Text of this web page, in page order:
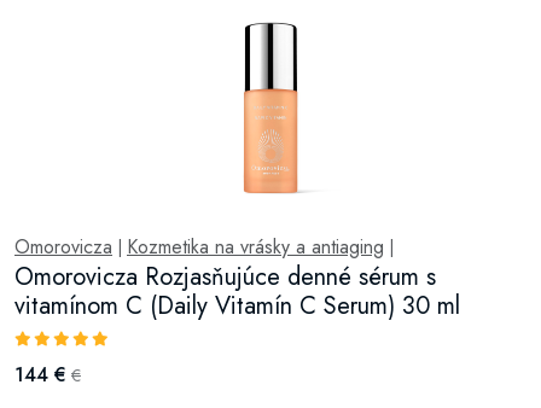
Omorovicza Kozmetika na vrásky a antiaging
Omorovicza Rozjasňujúce denné sérum s
vitamínom C (Daily Vitamín C Serum) 30 ml
144 € €